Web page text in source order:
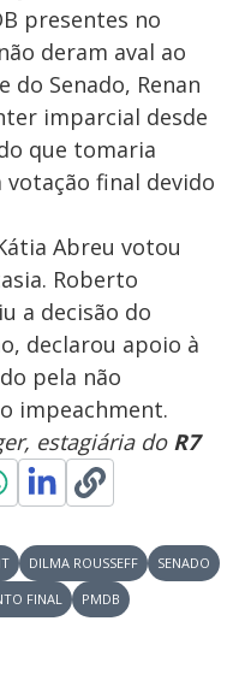
presentes no
deram aval ao
Senado, Renan
imparcial desde
que tomaria
final devido
Abreu votou
Roberto
a decisão do
declarou apoio à
pela não
impeachment.
estagiária do R7
DILMA ROUSSEFF
SENADO
FINAL
PMDB